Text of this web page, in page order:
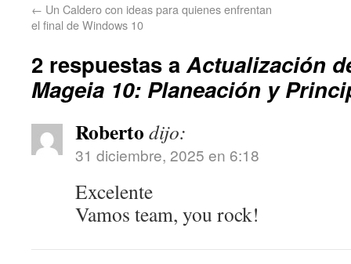
← Un Caldero con ideas para quienes enfrentan
el final de Windows 10
2 respuestas aActualización
Mageia 10: Planeación y
Roberto dijo:
31 diciembre, 2025 en 6:18
Excelente
Vamos team, you rock!